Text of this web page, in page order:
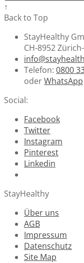
↑
Back to Top
StayHealthy
CH-8952
Telefon: 0800
oderWhatsApp
Social:
Facebook
Twitter
Instagram
Pinterest
Linkedin
StayHealthy
Über uns
AGB
Impressum
Datenschutz
Site Map